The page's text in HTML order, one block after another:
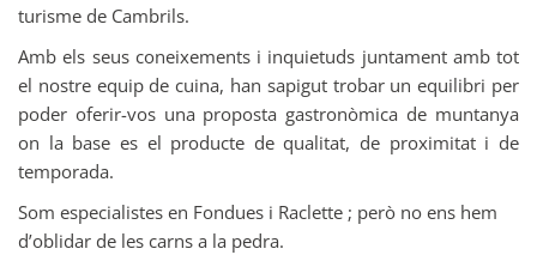
turisme de Cambrils.
Amb els seus coneixements i inquietuds juntament amb tot
el nostre equip de cuina, han sapigut trobar un equilibri per
poder oferir-vos una proposta gastronòmica de muntanya
on la base es el producte de qualitat, de proximitat i de
temporada.
Som especialistes en Fondues i Raclette ; però no ens hem
d’oblidar de les carns a la pedra.